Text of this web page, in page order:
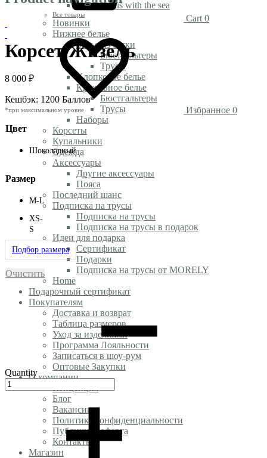
Rendezvous with the sea
Все товары
Новинки
Нижнее белье
Белье из сетки
Бюстгальтеры
Трусы
Хлопковое белье
Кружевное белье
Бюстгальтеры
Трусы
Наборы
Корсеты
Купальники
Одежда
Аксессуары
Другие аксессуары
Пояса
Последний шанс
Подписка на трусы
Подписка на трусы
Подписка на трусы в подарок
Идеи для подарка
Сертификат
Подарки
Подписка на трусы от MORELY
Home
Подарочный сертификат
Покупателям
Доставка и возврат
Таблица размеров
Уход за изделиями
Программа Лояльности
Записаться в шоу-рум
Оптовые Закупки
О компании
Концепция
Блог
Вакансии
Политика конфиденциальности
Публичная оферта
Контакты
Магазин
Cart 0
Избранное 0
Корсет Жизель
8 000 ₽
Кешбэк: 1200 Баллов
*при максимальном уровне
Цвет
Шоколадный
Размер
M-L
XS-
S
Подбор размера
Очистить
Quantity